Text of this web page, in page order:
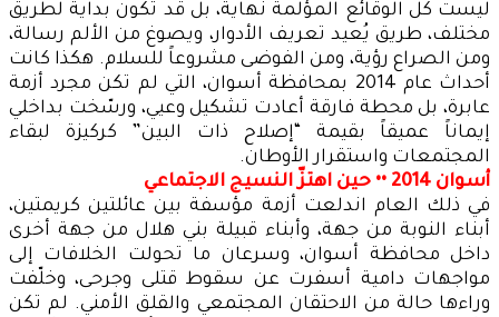
ليست كل الوقائع المؤلمة نهاية، بل قد تكون بداية لطريق
مختلف، طريق يُعيد تعريف الأدوار، ويصوغ من الألم رسالة،
ومن الصراع رؤية، ومن الفوضى مشروعاً للسلام. هكذا كانت
أحداث عام 2014 بمحافظة أسوان، التي لم تكن مجرد أزمة
عابرة، بل محطة فارقة أعادت تشكيل وعيي، ورسّخت بداخلي
إيماناً عميقاً بقيمة “إصلاح ذات البين” كركيزة لبقاء
المجتمعات واستقرار الأوطان.
أسوان 2014 •• حين اهتزّ النسيج الاجتماعي
في ذلك العام اندلعت أزمة مؤسفة بين عائلتين كريمتين،
أبناء النوبة من جهة، وأبناء قبيلة بني هلال من جهة أخرى
داخل محافظة أسوان، وسرعان ما تحولت الخلافات إلى
مواجهات دامية أسفرت عن سقوط قتلى وجرحى، وخلّفت
وراءها حالة من الاحتقان المجتمعي والقلق الأمني. لم تكن